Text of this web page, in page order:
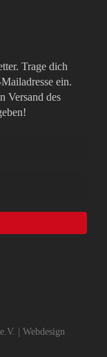
Trage dich
ein.
Versand des
| Webdesign